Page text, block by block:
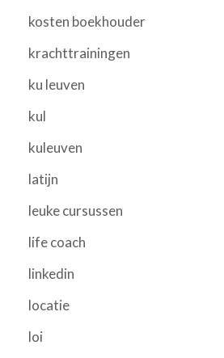
kosten boekhouder
krachttrainingen
ku leuven
kul
kuleuven
latijn
leuke cursussen
life coach
linkedin
locatie
loi